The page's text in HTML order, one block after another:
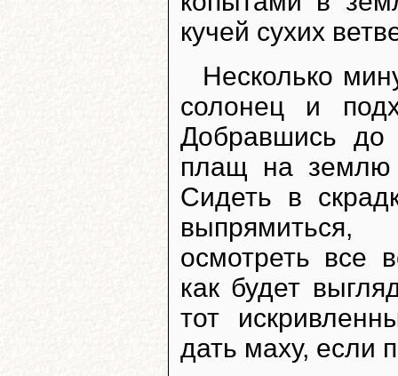
кучей сухих
Несколько
солонец и
Добравшись до
плащ на землю
Сидеть в
осмотреть все
как будет
тот
дать маху, если